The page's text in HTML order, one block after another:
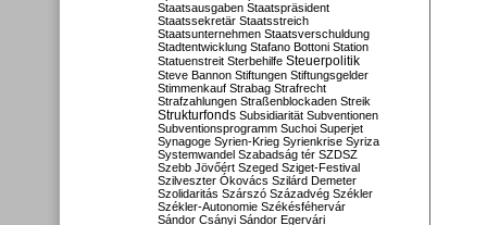
Staatsausgaben Staatspräsident
Staatssekretär Staatsstreich
Staatsunternehmen Staatsverschuldung
Stadtentwicklung Stafano Bottoni Station
Statuenstreit Sterbehilfe Steuerpolitik
Steve Bannon Stiftungen Stiftungsgelder
Stimmenkauf Strabag Strafrecht
Strafzahlungen Straßenblockaden Streik
Strukturfonds Subsidiarität Subventionen
Subventionsprogramm Suchoi Superjet
Synagoge Syrien-Krieg Syrienkrise Syriza
Systemwandel Szabadság tér SZDSZ
Szebb Jövőért Szeged Sziget-Festival
Szilveszter Ókovács Szilárd Demeter
Szolidaritás Szárszó Századvég Székler
Székler-Autonomie Székésféhervár
Sándor Csányi Sándor Egervári